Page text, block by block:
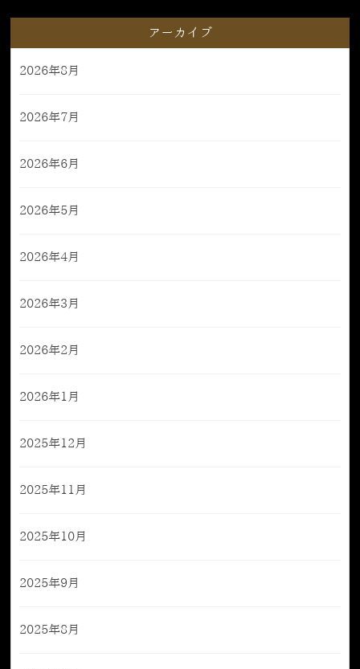
アーカイブ
2026年8月
2026年7月
2026年6月
2026年5月
2026年4月
2026年3月
2026年2月
2026年1月
2025年12月
2025年11月
2025年10月
2025年9月
2025年8月